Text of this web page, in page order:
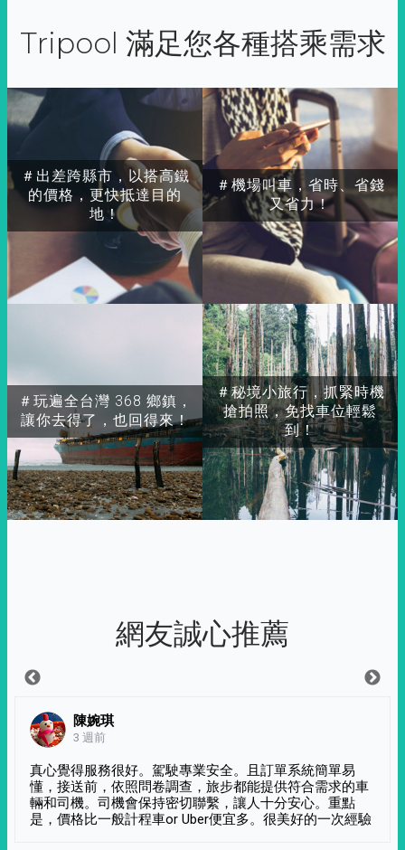
Tripool 滿足您各種搭乘需求
＃出差跨縣市，以搭高鐵
的價格，更快抵達目的
地！
＃玩遍全台灣 368 鄉鎮，
讓你去得了，也回得來！
＃秘境小旅行，抓緊時機
搶拍照，免找車位輕鬆
到！
＃機場叫車，省時、省錢
又省力！
網友誠心推薦
陳婉琪
3 週前
真心覺得服務很好。駕駛專業安全。且訂單系統簡單易
懂，接送前，依照問卷調查，旅步都能提供符合需求的車
輛和司機。司機會保持密切聯繫，讓人十分安心。重點
是，價格比一般計程車or Uber便宜多。很美好的一次經驗